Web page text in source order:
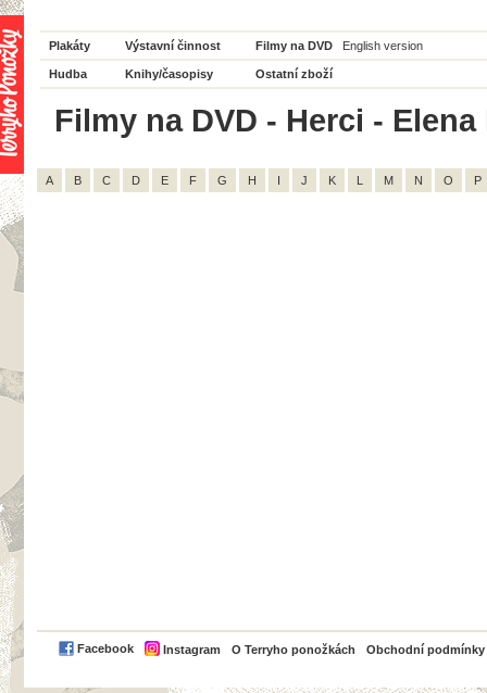
Plakáty Výstavní činnost Filmy na DVD English version
Hudba Knihy/časopisy Ostatní zboží
Filmy na DVD - Herci -
A B C D E F G H I J K L M N O P
Facebook Instagram O Terryho ponožkách Obchodní podmínky
PayPal